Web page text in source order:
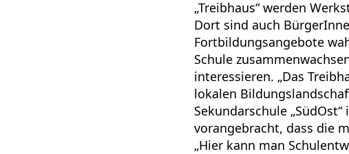
„Treibhaus“ werden
Dort sind auch
Fortbildungsangebote
Schule
interessieren. „Das
lokalen
Sekundarschule
vorangebracht, dass die
„Hier kann man